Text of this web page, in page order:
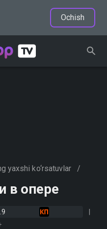
Ochish
yaxshi ko‘rsatuvlar /
в опере